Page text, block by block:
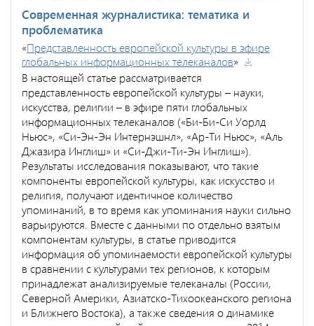
Современная журналистика: тематика и
проблематика
«Представленность европейской культуры в эфире
глобальных информационных телеканалов»
В настоящей статье рассматривается
представленность европейской культуры – науки,
искусства, религии – в эфире пяти глобальных
информационных телеканалов («Би-Би-Си Уорлд
Ньюс», «Си-Эн-Эн Интернэшнл», «Ар-Ти Ньюс», «Аль
Джазира Инглиш» и «Си-Джи-Ти-Эн Инглиш»).
Результаты исследования показывают, что такие
компоненты европейской культуры, как искусство и
религия, получают идентичное количество
упоминаний, в то время как упоминания науки сильно
варьируются. Вместе с данными по отдельно взятым
компонентам культуры, в статье приводится
информация об упоминаемости европейской культуры
в сравнении с культурами тех регионов, к которым
принадлежат анализируемые телеканалы (России,
Северной Америки, Азиатско-Тихоокеанского региона
и Ближнего Востока), а также сведения о динамике